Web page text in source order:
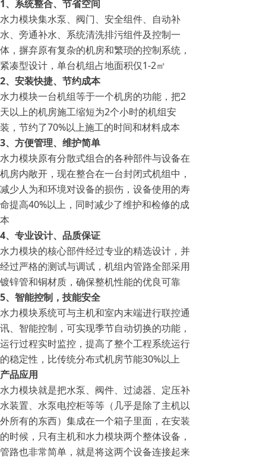
1、系统整合、节省空间
水力模块集水泵、阀门、安全组件、自动补
水、旁通补水、系统清洗排污组件及控制一
体，摒弃原有复杂的机房和繁琐的控制系统，
紧凑型设计，单台机组占地面积仅1-2㎡
2、安装快捷、节约成本
水力模块一台机组等于一个机房的功能，把2
天以上的机房施工缩短为2个小时的机组安
装，节约了70%以上施工的时间和材料成本
3、方便管理、维护简单
水力模块原有分散式组合的各种部件与设备在
机房内敞开，现在整合在一台封闭式机组中，
减少人为和环境对设备的损伤，设备使用的寿
命提高40%以上，同时减少了维护和检修的成
本
4、专业设计、品质保证
水力模块的核心部件经过专业的精选设计，并
经过严格的测试与调试，机组内管路全部采用
镀锌管和铜材质，确保整机性能的优良可靠
5、智能控制，技能安全
水力模块系统可与主机和室内末端进行联控通
讯、智能控制，可实现季节自动切换的功能，
运行过程实时监控，提高了整个工程系统运行
的稳定性，比传统分布式机房节能30%以上
产品应用
水力模块就是把水泵、阀件、过滤器、定压补
水装置、水泵电控柜等等（几乎是除了主机以
外所有的东西）集成在一个箱子里面，在安装
的时候，只有主机和水力模块两个整体设备，
管路也非常简单，就是将这两个设备连接起来